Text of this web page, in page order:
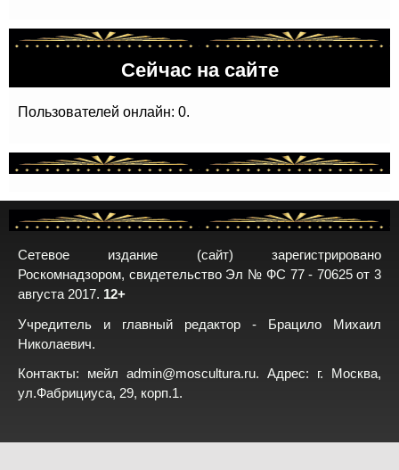
Сейчас на сайте
Пользователей онлайн: 0.
Сетевое издание (сайт) зарегистрировано
Роскомнадзором, свидетельство Эл № ФС 77 - 70625 от 3
августа 2017. 12+
Учредитель и главный редактор - Брацило Михаил
Николаевич.
Контакты: мейл admin@moscultura.ru. Адрес: г. Москва,
ул.Фабрициуса, 29, корп.1.